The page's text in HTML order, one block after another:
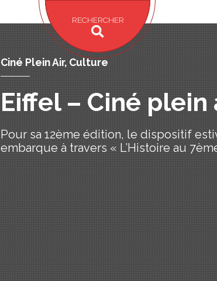
RECHERCHER
Ciné Plein Air, Culture
Eiffel – Ciné plein
Pour sa 12ème édition, le dispositif
embarque à travers « L’Histoire au